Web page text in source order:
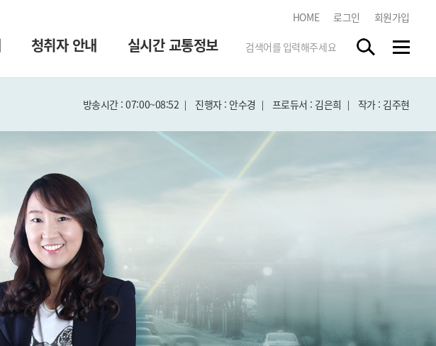
HOME 로그인 회원가입
청취자 안내 실시간 교통정보
tbn 교통방송 스마트앱
스마트폰 앱 스토어에서
방송시간 : 07:00~08:52 진행자 : 안수경 프로듀서 : 김은희 작가 : 김주현